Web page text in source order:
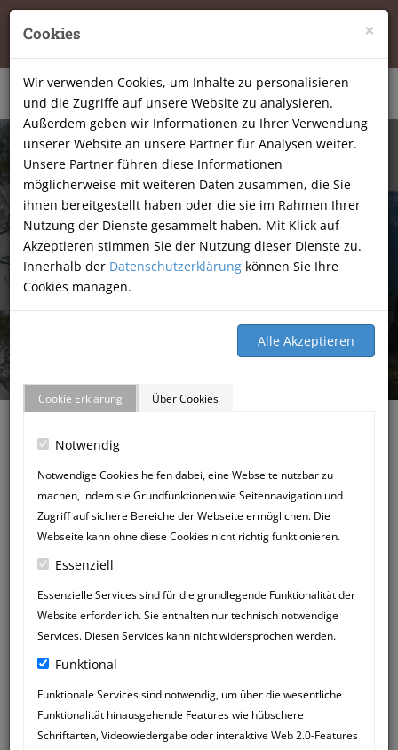
×
Cookies
Wir verwenden Cookies, um Inhalte zu personalisieren
und die Zugriffe auf unsere Website zu analysieren.
Außerdem geben wir Informationen zu Ihrer Verwendung
unserer Website an unsere Partner für Analysen weiter.
Unsere Partner führen diese Informationen
möglicherweise mit weiteren Daten zusammen, die Sie
ihnen bereitgestellt haben oder die sie im Rahmen Ihrer
Nutzung der Dienste gesammelt haben. Mit Klick auf
Akzeptieren stimmen Sie der Nutzung dieser Dienste zu.
Innerhalb der Datenschutzerklärung können Sie Ihre
Cookies managen.
Cookie Erklärung Über Cookies
Notwendig
Notwendige Cookies helfen dabei, eine Webseite nutzbar zu
machen, indem sie Grundfunktionen wie Seitennavigation und
Zugriff auf sichere Bereiche der Webseite ermöglichen. Die
Webseite kann ohne diese Cookies nicht richtig funktionieren.
Essenziell
Essenzielle Services sind für die grundlegende Funktionalität der
Website erforderlich. Sie enthalten nur technisch notwendige
Services. Diesen Services kann nicht widersprochen werden.
Funktional
Funktionale Services sind notwendig, um über die wesentliche
Funktionalität hinausgehende Features wie hübschere
Schriftarten, Videowiedergabe oder interaktive Web 2.0-Features
|
07134-9177806
NEUER
GÄSTEBUCHEINTRAG
Zurück zum Gästebuch